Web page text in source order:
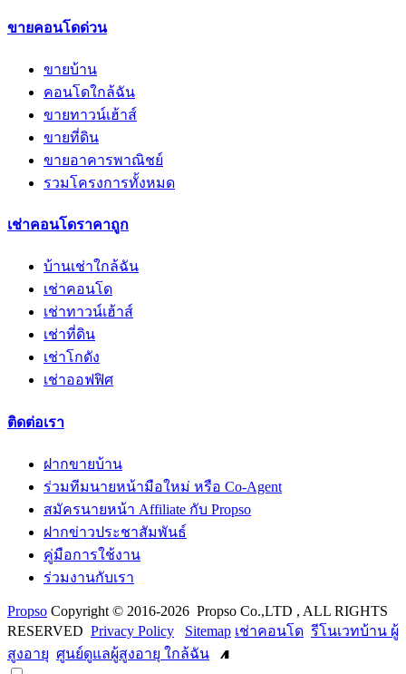
ขายคอนโดด่วน
ขายบ้าน
คอนโดใกล้ฉัน
ขายทาวน์เฮ้าส์
ขายที่ดิน
ขายอาคารพาณิชย์
รวมโครงการทั้งหมด
เช่าคอนโดราคาถูก
บ้านเช่าใกล้ฉัน
เช่าคอนโด
เช่าทาวน์เฮ้าส์
เช่าที่ดิน
เช่าโกดัง
เช่าออฟฟิศ
ติดต่อเรา
ฝากขายบ้าน
ร่วมทีมนายหน้ามือใหม่ หรือ Co-Agent
สมัครนายหน้า Affiliate กับ Propso
ฝากข่าวประชาสัมพันธ์
คู่มือการใช้งาน
ร่วมงานกับเรา
Propso Copyright © 2016-2026 Propso Co.,LTD , ALL RIGHTS
RESERVED Privacy Policy Sitemap เช่าคอนโด รีโนเวทบ้าน ผู้
สูงอายุ ศูนย์ดูแลผู้สูงอายุ ใกล้ฉัน